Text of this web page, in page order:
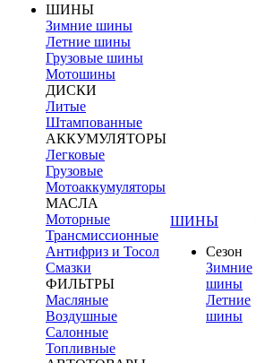
ШИНЫ
Зимние шины
Летние шины
Грузовые шины
Мотошины
ДИСКИ
Литые
Штампованные
АККУМУЛЯТОРЫ
Легковые
Грузовые
Мотоаккумуляторы
МАСЛА
Моторные
Трансмиссионные
Антифриз и Тосол
Смазки
ФИЛЬТРЫ
Масляные
Воздушные
Салонные
Топливные
ШИНЫ
Сезон
Зимние
шины
Летние
шины